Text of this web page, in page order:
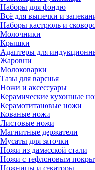
Наборы для фондю
Всё для выпечки и
Наборы кастрюль и
Молочники
Крышки
Адаптеры для
Жаровни
Молоковарки
Тазы для варенья
Ножи и аксессуары
Керамические кухонные
Керамотитановые ножи
Кованые ножи
Листовые ножи
Магнитные держатели
Мусаты для заточки
Ножи из дамасской стали
Ножи с тефлоновым
Ножницы и секаторы